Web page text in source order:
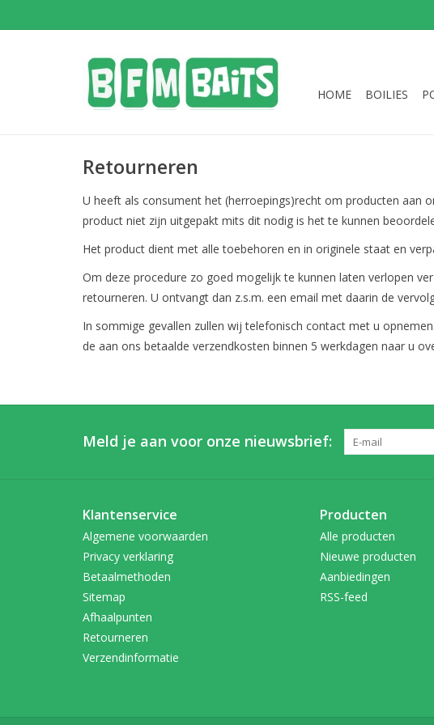
HOME BOILIES
Retourneren
U heeft als consument het (herroepings)recht om producten aan
product niet zijn uitgepakt mits dit nodig is het te kunnen
Het product dient met alle toebehoren en in originele staat en
Om deze procedure zo goed mogelijk te kunnen laten verlopen
retourneren. U ontvangt dan z.s.m. een email met daarin de
In sommige gevallen zullen wij telefonisch contact met u
de aan ons betaalde verzendkosten binnen 5 werkdagen naar u
Meld je aan voor onze nieuwsbrief:
Klantenservice
Algemene voorwaarden
Privacy verklaring
Betaalmethoden
Sitemap
Afhaalpunten
Retourneren
Verzendinformatie
Producten
Alle producten
Nieuwe producten
Aanbiedingen
RSS-feed